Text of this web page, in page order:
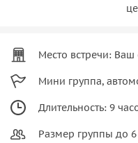
Место встречи: Ваш
Мини группа,
Длительность: 9
Размер группы до